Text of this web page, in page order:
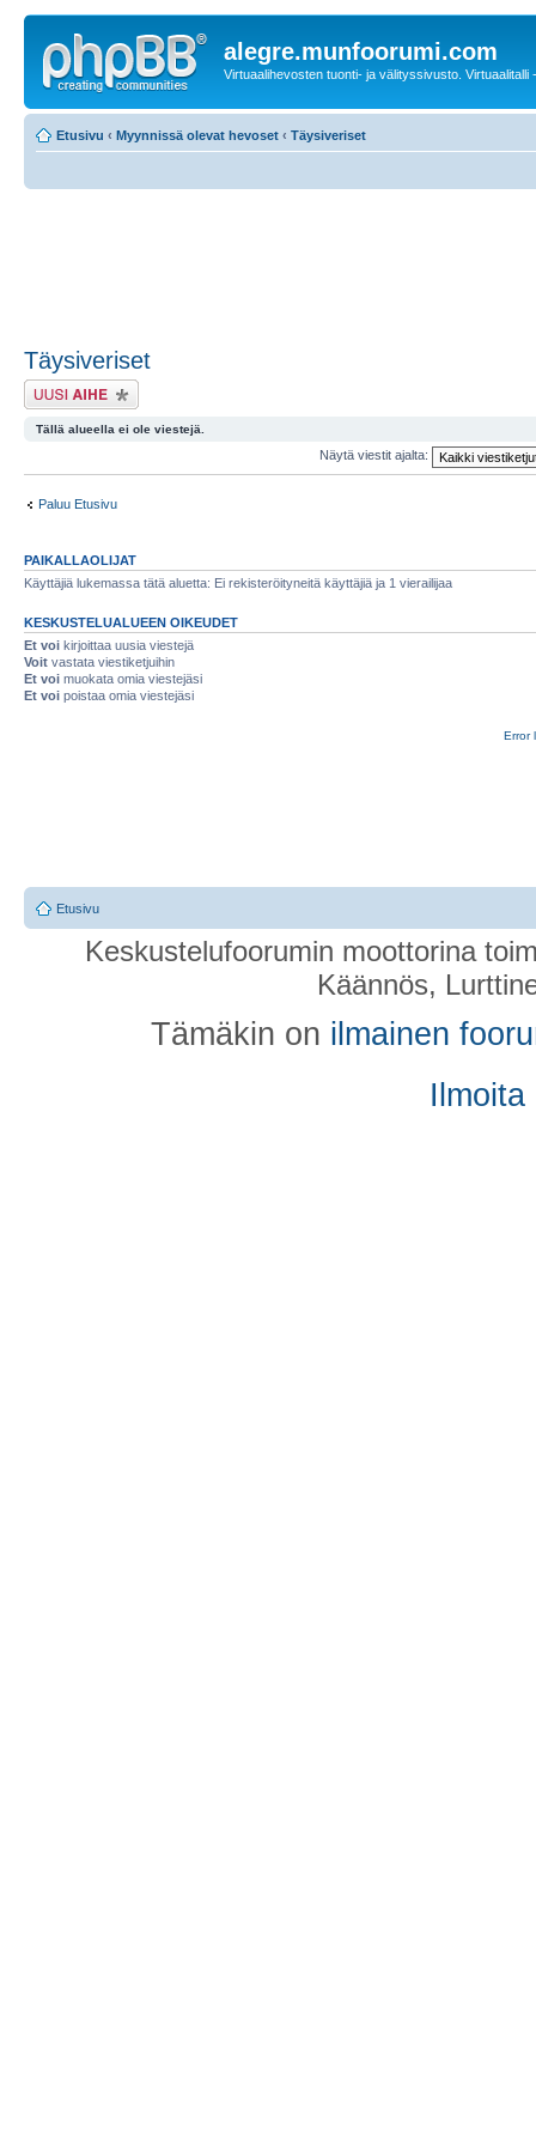
alegre.munfoorumi.com
Virtuaalihevosten tuonti- ja välityssivusto. Virtuaalitalli
Etusivu ‹ Myynnissä olevat hevoset ‹ Täysiveriset
Täysiveriset
Lähetä uusi viesti
Tällä alueella ei ole viestejä.
Näytä viestit ajalta:
Paluu Etusivu
PAIKALLAOLIJAT
Käyttäjiä lukemassa tätä aluetta: Ei rekisteröityneitä käyttäjiä ja 1 vierailijaa
KESKUSTELUALUEEN OIKEUDET
Et voi kirjoittaa uusia viestejä
Voit vastata viestiketjuihin
Et voi muokata omia viestejäsi
Et voi poistaa omia viestejäsi
Error
Etusivu
Keskustelufoorumin moottorina
Käännös,
Tämäkin on ilmainen